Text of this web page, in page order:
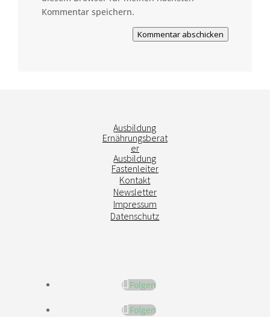
Kommentar speichern.
Kommentar abschicken
Ausbildung
Ernährungsberat
er
Ausbildung
Fastenleiter
Kontakt
Newsletter
Impressum
Datenschutz
Folgen
Folgen